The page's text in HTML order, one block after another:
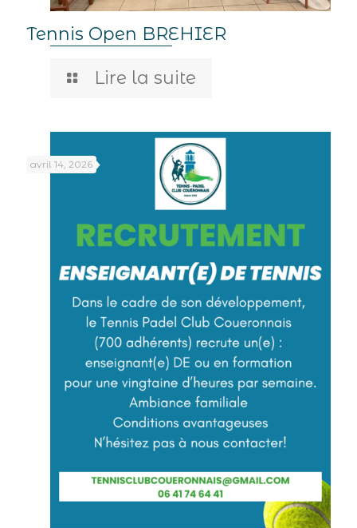
Tennis Open BREHIER
Lire la suite
avril 14, 2026